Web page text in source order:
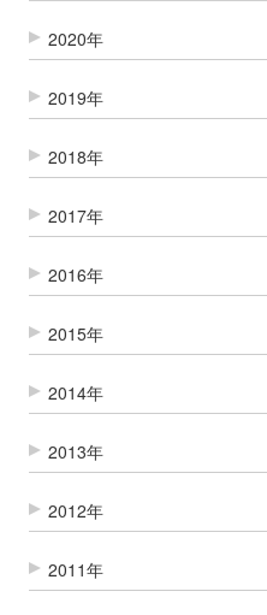
2020年
2019年
2018年
2017年
2016年
2015年
2014年
2013年
2012年
2011年